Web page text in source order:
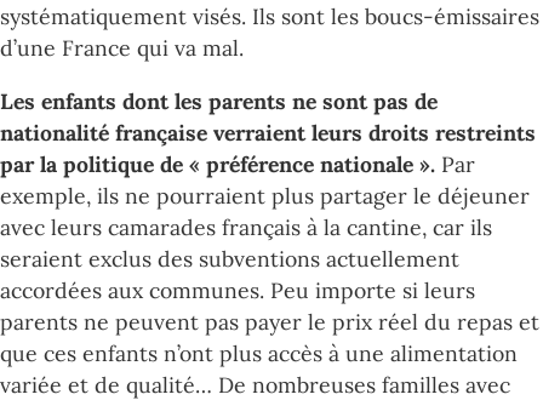
systématiquement visés. Ils sont les boucs-émissaires
d’une France qui va mal.
Les enfants dont les parents ne sont pas de
nationalité française verraient leurs droits restreints
par la politique de « préférence nationale ». Par
exemple, ils ne pourraient plus partager le déjeuner
avec leurs camarades français à la cantine, car ils
seraient exclus des subventions actuellement
accordées aux communes. Peu importe si leurs
parents ne peuvent pas payer le prix réel du repas et
que ces enfants n’ont plus accès à une alimentation
variée et de qualité… De nombreuses familles avec